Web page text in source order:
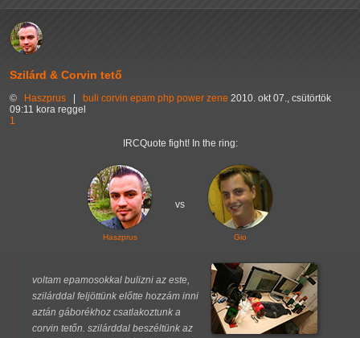
Szilárd & Corvin tető
© Haszprus buli corvin epam php power zene 2010. okt 07., csütörtök
09:11 kora reggel
1
IRCQuote fight! In the ring:
Haszprus
vs
Gio
voltam epamosokkal bulizni az este,
szilárddal feljöttünk előtte hozzám inni
aztán gáborékhoz csatlakoztunk a
corvin tetőn. szilárddal beszéltünk az